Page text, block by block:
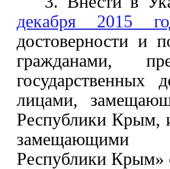
декабря
достоверности и
гражданами,
лицами,
Республики Крым,
замещающими
Республики Крым»